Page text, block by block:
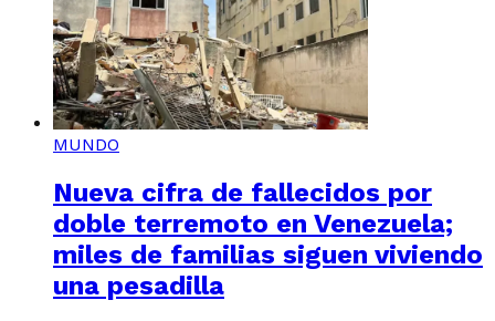
MUNDO
Nueva cifra de fallecidos por
doble terremoto en Venezuela;
miles de familias siguen viviendo
una pesadilla